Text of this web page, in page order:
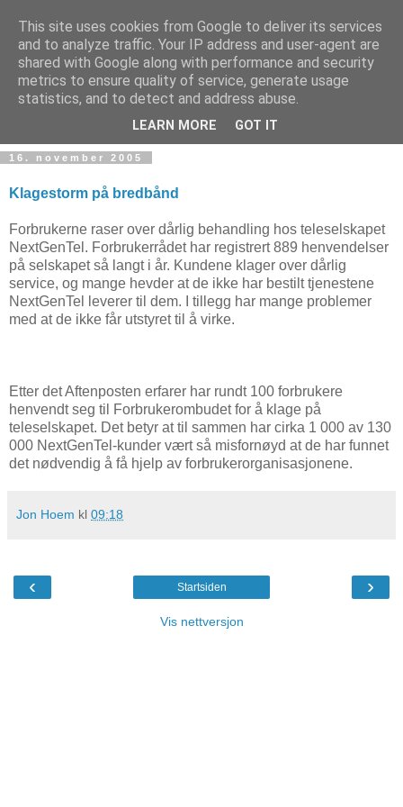
Teknologinyheter
16. november 2005
Klagestorm på bredbånd
Forbrukerne raser over dårlig behandling hos teleselskapet
NextGenTel. Forbrukerrådet har registrert 889 henvendelser
på selskapet så langt i år. Kundene klager over dårlig
service, og mange hevder at de ikke har bestilt tjenestene
NextGenTel leverer til dem. I tillegg har mange problemer
med at de ikke får utstyret til å virke.
Etter det Aftenposten erfarer har rundt 100 forbrukere
henvendt seg til Forbrukerombudet for å klage på
teleselskapet. Det betyr at til sammen har cirka 1 000 av 130
000 NextGenTel-kunder vært så misfornøyd at de har funnet
det nødvendig å få hjelp av forbrukerorganisasjonene.
Jon Hoem kl 09:18
‹ ›
Startsiden
Vis nettversjon
This site uses cookies from Google to deliver its services
and to analyze traffic. Your IP address and user-agent are
shared with Google along with performance and security
metrics to ensure quality of service, generate usage
statistics, and to detect and address abuse.
LEARN MORE GOT IT